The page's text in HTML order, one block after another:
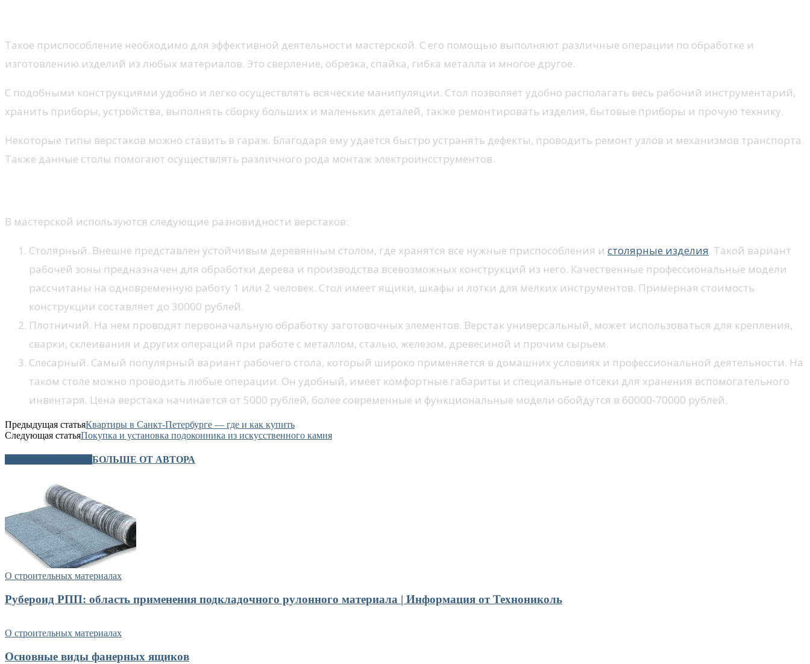
Такое приспособление необходимо для эффективной деятельности мастерской. С его помощью выполняют различные операции по обработке и
изготовлению изделий из любых материалов. Это сверление, обрезка, спайка, гибка металла и многое другое.
С подобными конструкциями удобно и легко осуществлять всяческие манипуляции. Стол позволяет удобно располагать весь рабочий инструментарий,
хранить приборы, устройства, выполнять сборку больших и маленьких деталей, также ремонтировать изделия, бытовые приборы и прочую технику.
Некоторые типы верстаков можно ставить в гараж. Благодаря ему удается быстро устранять дефекты, проводить ремонт узлов и механизмов транспорта.
Также данные столы помогают осуществлять различного рода монтаж электроинсструментов.
В мастерской используются следующие разновидности верстаков:
Столярный. Внешне представлен устойчивым деревянным столом, где хранятся все нужные приспособления и столярные изделия. Такой вариант
рабочей зоны предназначен для обработки дерева и производства всевозможных конструкций из него. Качественные профессиональные модели
рассчитаны на одновременную работу 1 или 2 человек. Стол имеет ящики, шкафы и лотки для мелких инструментов. Примерная стоимость
конструкции составляет до 30000 рублей.
Плотничий. На нем проводят первоначальную обработку заготовочных элементов. Верстак универсальный, может использоваться для крепления,
сварки, склеивания и других операций при работе с металлом, сталью, железом, древесиной и прочим сырьем.
Слесарный. Самый популярный вариант рабочего стола, который широко применяется в домашних условиях и профессиональной деятельности. На
таком столе можно проводить любые операции. Он удобный, имеет комфортные габариты и специальные отсеки для хранения вспомогательного
инвентаря. Цена верстака начинается от 5000 рублей, более современные и функциональные модели обойдутся в 60000-70000 рублей.
Предыдущая статьяКвартиры в Санкт-Петербурге — где и как купить
Следующая статьяПокупка и установка подоконника из искусственного камня
БОЛЬШЕ ОТ АВТОРА
О строительных материалах
Рубероид РПП: область применения подкладочного рулонного материала | Информация от Технониколь
О строительных материалах
Основные виды фанерных ящиков